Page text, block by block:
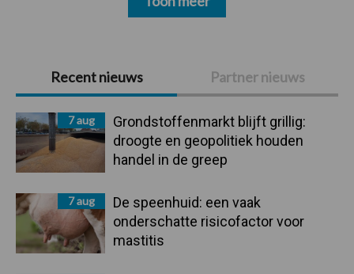
Primaire
Sidebar
Recent nieuws Partner nieuws
7 aug
Grondstoffenmarkt blijft grillig:
droogte en geopolitiek houden
handel in de greep
7 aug
De speenhuid: een vaak
onderschatte risicofactor voor
mastitis